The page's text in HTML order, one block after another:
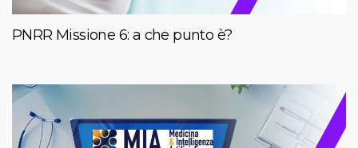
PNRR Missione 6: a che punto è?